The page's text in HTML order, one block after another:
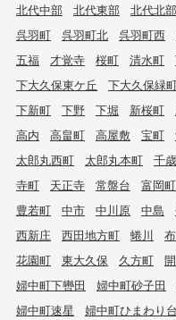
北代中部
北代東部 北代北部
呉羽町
呉羽町北 呉羽町西
五福
才覚寺 桜町 清水町
下大久保東ケ丘
下大久保緑
下新町
下野 下堀 新桜町
高内
高畠町 高屋敷 宝町
太郎丸西町
太郎丸本町 千
寺町
天正寺 常盤台 富岡町
豊若町
中市 中川原 中島
西新庄
西田地方町 蜷川
花園町
東大久保 久方町 開
婦中町下轡田
婦中町砂子田
婦中町速星
婦中町ひまわり台